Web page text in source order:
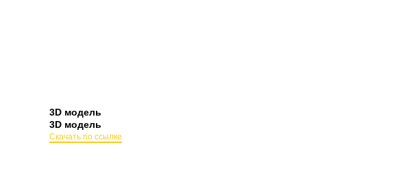
3D модель
3D модель
Скачать по ссылке